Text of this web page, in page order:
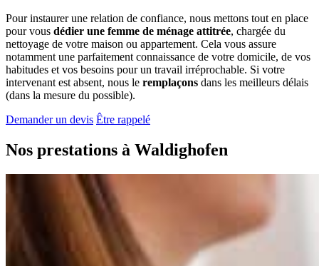
Pour instaurer une relation de confiance, nous mettons tout en place
pour vous dédier une femme de ménage attitrée, chargée du
nettoyage de votre maison ou appartement. Cela vous assure
notamment une parfaitement connaissance de votre domicile, de vos
habitudes et vos besoins pour un travail irréprochable. Si votre
intervenant est absent, nous le remplaçons dans les meilleurs délais
(dans la mesure du possible).
Demander un devis Être rappelé
Nos prestations à Waldighofen